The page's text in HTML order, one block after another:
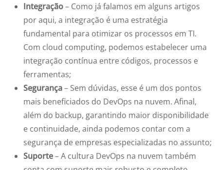
Integração– Como já falamos em alguns artigos
por aqui, a integração é uma estratégia
fundamental para otimizar os processos em TI.
Com cloud computing, podemos estabelecer uma
integração contínua entre códigos, processos e
ferramentas;
Segurança– Sem dúvidas, esse é um dos pontos
mais beneficiados do DevOps na nuvem. Afinal,
além do backup, garantindo maior disponibilidade
e continuidade, ainda podemos contar com a
segurança de empresas especializadas no assunto;
Suporte– A cultura DevOps na nuvem também